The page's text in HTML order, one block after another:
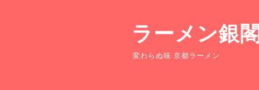
ラーメン銀閣
変わらぬ味 京都ラーメン